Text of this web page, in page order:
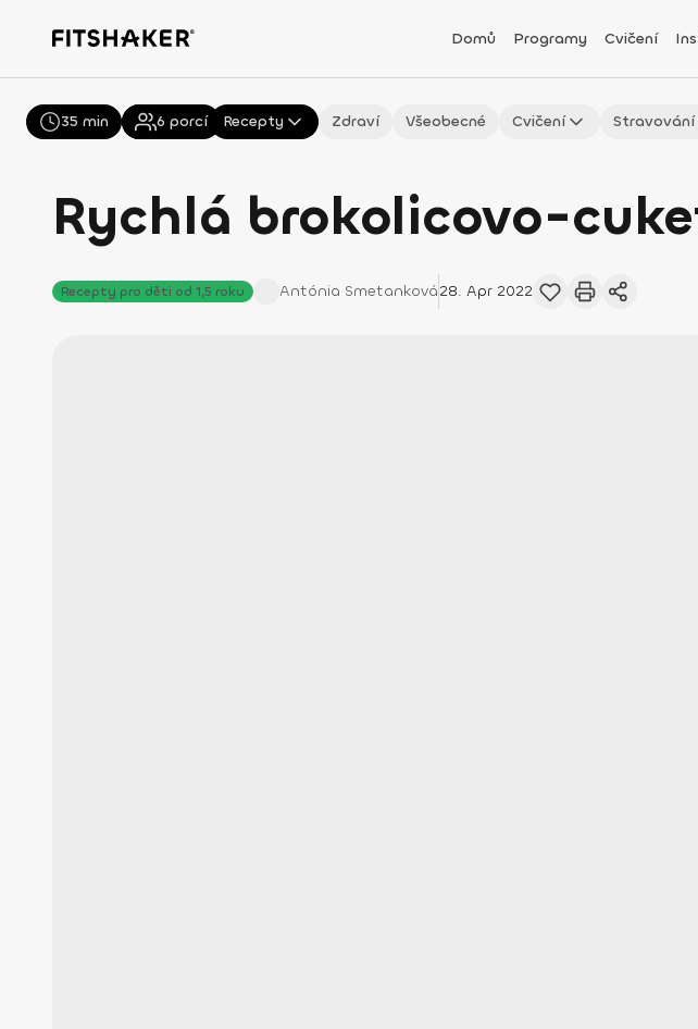
Domů Programy Cvičení
Všechny Recepty Zdraví Všeobecné Cvičení Stravování
Rychlá brokolicovo-
Recepty pro děti od 1,5 roku Antónia Smetanková28. Apr 2022
35 min 6 porcí